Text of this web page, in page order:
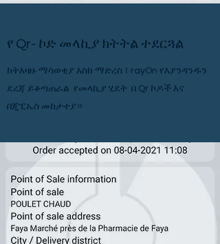
የ Qr- ኮድ መላኪያ ክትትል ተደርጓል
ከትእዛዙ ማሳወቂያ እስከ ማድረስ ፣ rayOn የእያንዳንዱን
ደረጃ ይቆጣጠራል የመላኪያ ሂደት በ Qr ኮዶች እና
በጂፒኤስ መከታተያ።